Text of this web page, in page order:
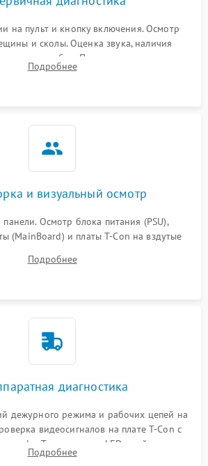
на пульт и кнопку включения. Осмотр
и сколы. Оценка звука, наличия
ошибок. Подключение тестовых
для выявления симптомов поломки.
Подробнее
и визуальный осмотр
Осмотр блока питания (PSU),
(MainBoard) и платы T-Con на вздутые
фиксации и целостности шлейфов.
Подробнее
диагностика
дежурного режима и рабочих цепей на
видеосигналов на плате T-Con с
Тестирование LED-драйвера и
планок подсветки мультиметром.
Подробнее